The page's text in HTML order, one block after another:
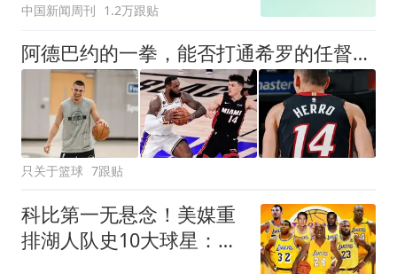
中国新闻周刊 1.2万跟贴
阿德巴约的一拳，能否打通希罗的任督二脉
只关于篮球 7跟贴
科比第一无悬念！美媒重
排湖人队史10大球星：奥